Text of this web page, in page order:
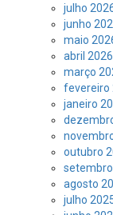
julho
junho
maio
abril 2026
março
fevereiro
janeiro
outubro
agosto
julho